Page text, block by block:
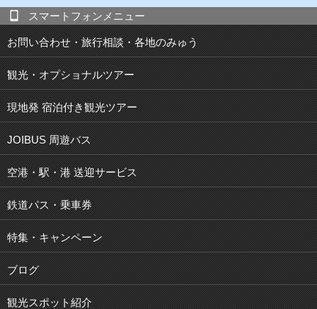
スマートフォンメニュー
お問い合わせ・旅行相談・各地のみゅう
観光・オプショナルツアー
現地発 宿泊付き観光ツアー
JOIBUS 周遊バス
空港・駅・港 送迎サービス
鉄道パス・乗車券
特集・キャンペーン
ブログ
観光スポット紹介